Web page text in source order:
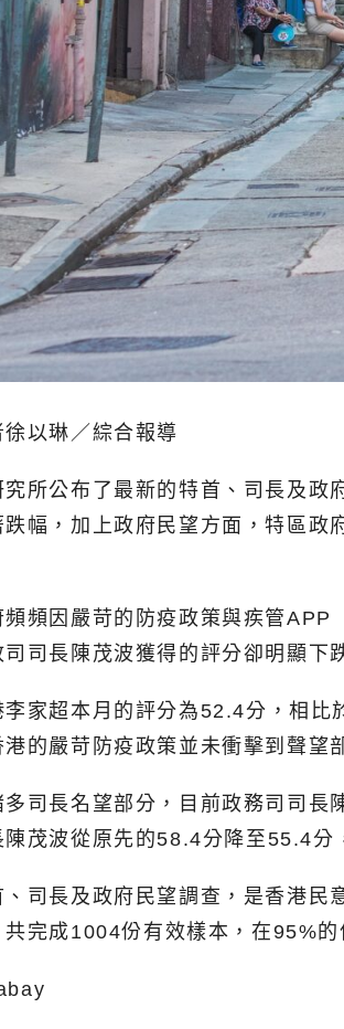
以琳／綜合報導
所公布了最新的特首、司長及
幅，加上政府民望方面，特區
頻因嚴苛的防疫政策與疾管
司長陳茂波獲得的評分卻明顯下
家超本月的評分為52.4分，相
的嚴苛防疫政策並未衝擊到聲望
司長名望部分，目前政務司司
茂波從原先的58.4分降至55.4分
司長及政府民望調查，是香港
完成1004份有效樣本，在95%